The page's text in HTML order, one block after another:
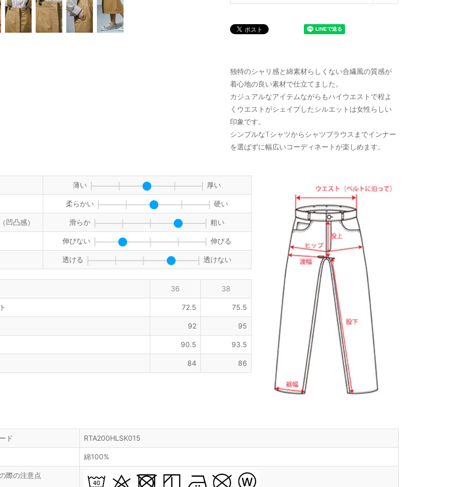
独特のシャリ感と綿素材らしくない合繊風の質感が
着心地の良い素材で仕立てました。
カジュアルなアイテムながらもハイウエストで程よ
くウエストがシェイプしたシルエットは女性らしい
印象です。
シンプルなTシャツからシャツブラウスまでインナー
を選ばずに幅広いコーディネートが楽しめます。
薄い 厚い
柔らかい 硬い
凹凸感） 滑らか 粗い
伸びない 伸びる
透ける 透けない
36 38
72.5 75.5
92 95
90.5 93.5
84 86
ド RTA200HLSK015
綿100%
際の注意点